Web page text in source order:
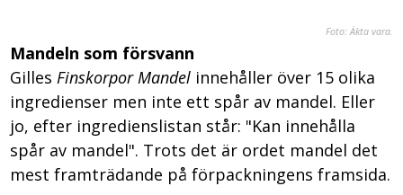
Foto: Äkta vara.
Mandeln som försvann
GillesFinskorpor Mandel innehåller över 15 olika
ingredienser men inte ett spår av mandel. Eller
jo, efter ingredienslistan står: "Kan innehålla
spår av mandel". Trots det är ordet mandel det
mest framträdande på förpackningens framsida.